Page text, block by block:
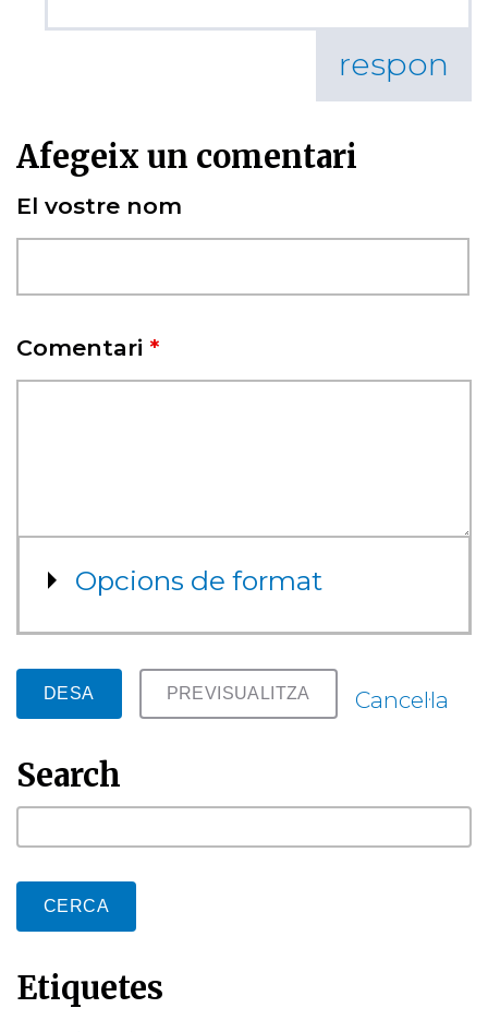
respon
Afegeix un comentari
El vostre nom
Comentari *
Mostra
Opcions de format
Cancel·la
Search
Etiquetes